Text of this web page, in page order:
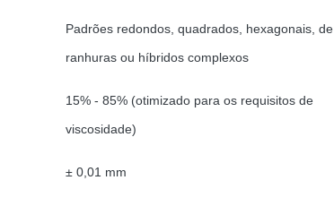
Padrões redondos, quadrados, hexagonais, de
ranhuras ou híbridos complexos
15% - 85% (otimizado para os requisitos de
viscosidade)
± 0,01 mm